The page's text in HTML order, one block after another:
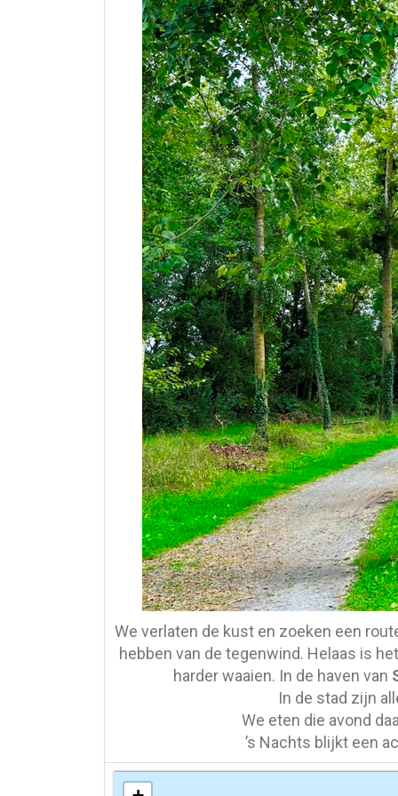
We verlaten de kust en zoeken een
hebben van de tegenwind. Helaas is
harder waaien. In de haven van
In de stad zijn
We eten die avond
’s Nachts blijkt een